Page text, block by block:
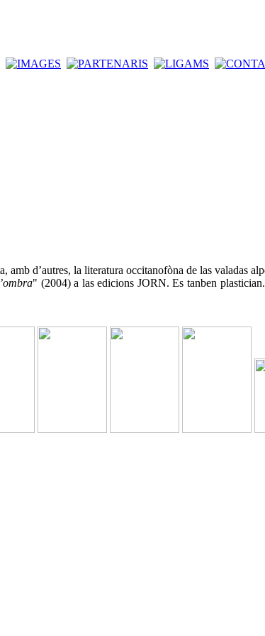
d’autres, la literatura occitanofòna de las valadas
" (2004) a las edicions JORN. Es tanben